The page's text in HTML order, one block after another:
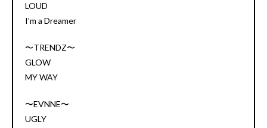
LOUD
I’m a Dreamer
〜TRENDZ〜
GLOW
MY WAY
〜EVNNE〜
UGLY